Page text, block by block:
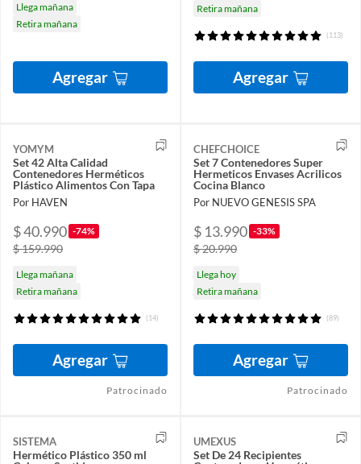
Llega mañana
Retira mañana
Agregar
Retira mañana
(113)
Agregar
YOMYM
Set 42 Alta Calidad
Contenedores Herméticos
Plástico Alimentos Con Tapa
Por HAVEN
$ 40.990 -74%
$ 159.990
Llega mañana
Retira mañana
(14)
Agregar
Patrocinado
CHEFCHOICE
Set 7 Contenedores Super
Hermeticos Envases Acrilicos
Cocina Blanco
Por NUEVO GENESIS SPA
$ 13.990 -33%
$ 20.990
Llega hoy
Retira mañana
(89)
Agregar
Patrocinado
SISTEMA
Hermético Plástico 350 ml
UMEXUS
Set De 24 Recipientes